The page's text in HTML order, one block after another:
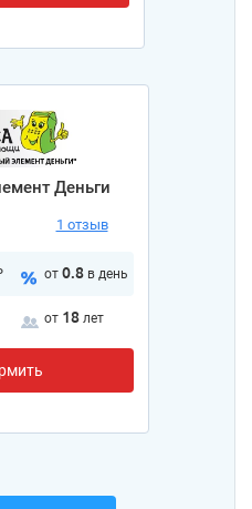
Деньги
1 отзыв
от 0.8 в день
от 18 лет